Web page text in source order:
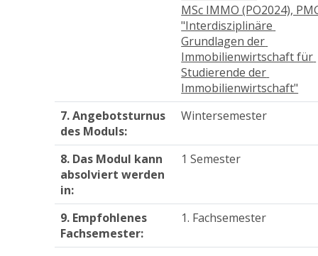
MSc IMMO (PO2024),
"Interdisziplinäre
Grundlagen der
Immobilienwirtschaft für
Studierende der
Immobilienwirtschaft"
7. Angebotsturnus
des Moduls:
Wintersemester
8. Das Modul kann
absolviert werden
in:
1 Semester
9. Empfohlenes
Fachsemester:
1. Fachsemester